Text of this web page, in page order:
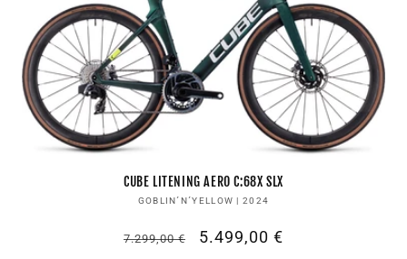
CUBE LITENING AERO C:68X SLX
Anbieter:
GOBLIN´N´YELLOW | 2024
Normaler
7.299,00 € Verkaufspreis
5.499,00 €